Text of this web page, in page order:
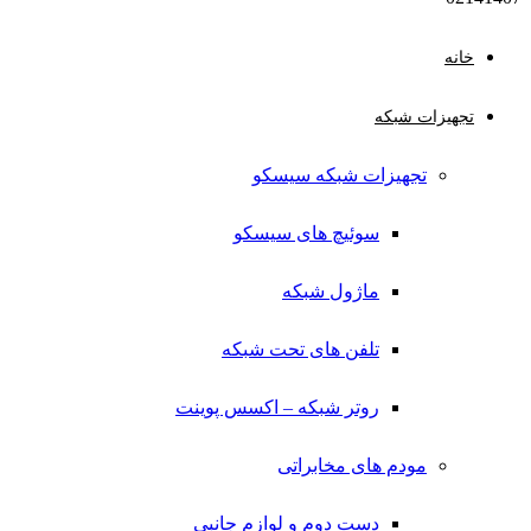
خانه
تجهیزات شبکه
تجهیزات شبکه سیسکو
سوئیچ های سیسکو
ماژول شبکه
تلفن های تحت شبکه
روتر شبکه – اکسس پوینت
مودم های مخابراتی
دست دوم و لوازم جانبی